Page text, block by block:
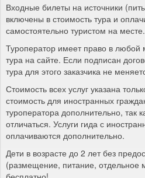
Входные билеты на источники
включены в стоимость тура и
самостоятельно туристом на месте.
Туроператор имеет право в любой
тура на сайте. Если подписан
тура для этого заказчика не
Стоимость всех услуг указана
стоимость для иностранных
туроператора дополнительно, так
отличаться. Услуги гида с
оплачиваются дополнительно.
Дети в возрасте до 2 лет без
(размещение, питание, отдельное